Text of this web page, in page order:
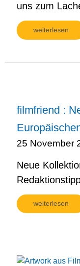
uns zum
weiterlesen
filmfriend :
25 November
Neue
weiterlesen